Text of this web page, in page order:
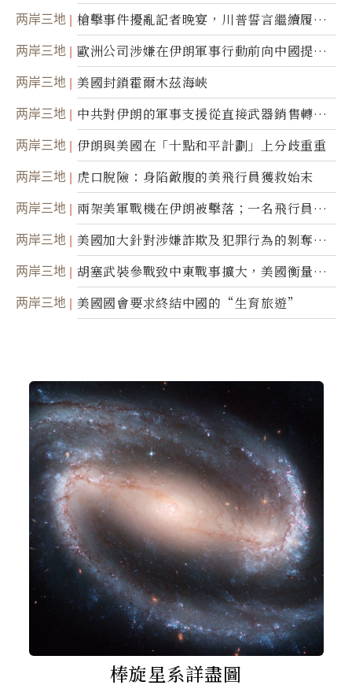
航運公司
两岸三地
槍擊事件擾亂記者晚宴，川普誓言繼續履行
職責
两岸三地
歐洲公司涉嫌在伊朗軍事行動前向中國提供
美軍基地的衛星影像
两岸三地 美國封鎖霍爾木茲海峽
两岸三地
中共對伊朗的軍事支援從直接武器銷售轉向
間接技術轉讓
两岸三地 伊朗與美國在「十點和平計劃」上分歧重重
两岸三地 虎口脫險：身陷敵腹的美飛行員獲救始末
两岸三地
兩架美軍戰機在伊朗被擊落；一名飛行員失
蹤
两岸三地
美國加大針對涉嫌詐欺及犯罪行為的剝奪公
民權力度
两岸三地
胡塞武裝參戰致中東戰事擴大，美國衡量地
面入侵的可能性
两岸三地 美國國會要求終結中國的“生育旅遊”
棒旋星系詳盡圖